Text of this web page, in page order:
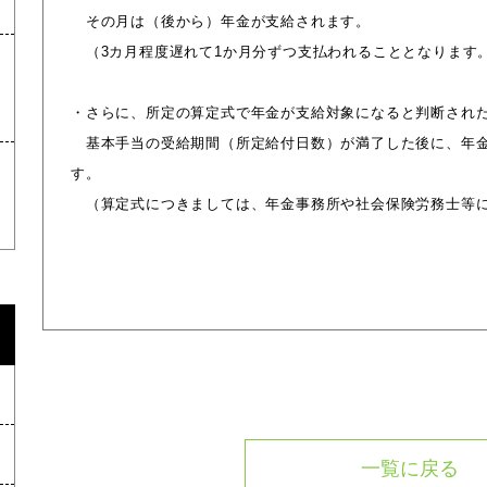
その月は（後から）年金が支給されます。
（3カ月程度遅れて1か月分ずつ支払われることとなります
・さらに、所定の算定式で年金が支給対象になると判断され
基本手当の受給期間（所定給付日数）が満了した後に、年
す。
（算定式につきましては、年金事務所や社会保険労務士等
一覧に戻る